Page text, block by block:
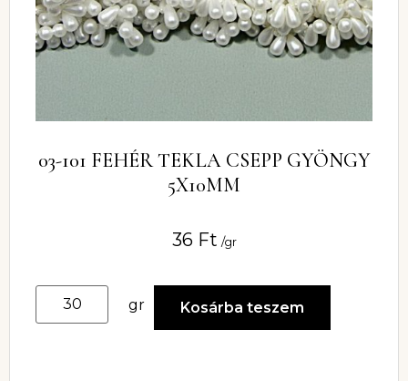
03-101 FEHÉR TEKLA CSEPP GYÖNGY
5X10MM
36 Ft /gr
gr Kosárba teszem